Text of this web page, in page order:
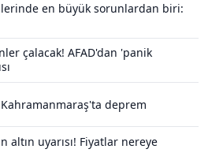
en büyük sorunlardan biri:
çalacak! AFAD'dan 'panik
deprem
altın uyarısı! Fiyatlar nereye